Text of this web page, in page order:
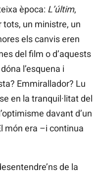
època: L’últim,
tots, un ministre, un
els canvis eren
del film o d’aquests
l’esquena i
Emmirallador? Lu
en la tranquil·litat del
davant d’un
món era –i continua
de la